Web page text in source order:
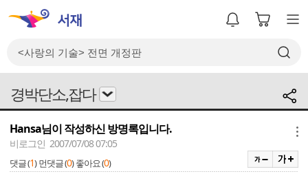
경박단소,잡다
Hansa님이 작성하신 방명록입니다.
비로그인 2007/07/08 07:05
댓글 (1) 먼댓글 (0) 좋아요 (0)